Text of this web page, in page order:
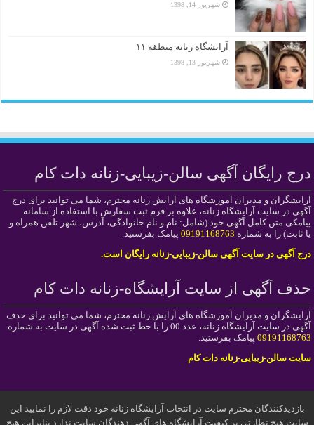
شهریور 14, 1398
آرایشگاه زنانه منطقه ۱۱
شهریور 13, 1398
درج رایگان آگهی سالن-زیبایی-زنانه دات کام
آرایشگران و مدیران آموزشگاه های آرایش زنانه محترم، شما می توانید برای درج
آگهی در سایت آرایشگاه زنانه، علاوه بر فرم ثبت سفارش با استفاده از سامانه
پیامکی متن کامل آگهی خود (شامل: نام و نام خانوادگی، آدرس، شهر تلفن همراه و
یا ثابت) را به شماره 09191168763 پیامک بفرستید.
درج آگهی در سایت آگهی سالن-زیبایی-زنانه رایگان است.
حذف آگهی از سایت آرایشگاه-زنانه دات کام
آرایشگران و مدیران آموزشگاه های آرایش زنانه محترم، شما می توانید برای حذف
آگهی در سایت آرایشگاه زنانه، عدد 00 را با خط ثبت شده آگهی در سایت به شماره
09191168763 پیامک بفرستید.
سایت سالن-زیبایی-زنانه دات کام
بازدیدکنندگان محترم سایت در انتخاب آرایشگاه زنانه خود دقت لازم را نمایید این
سایت هیچ نطارتی بر کیفیت آرایشگاه های آگهی دهندگان سایت ندارد بنابراین هیچ